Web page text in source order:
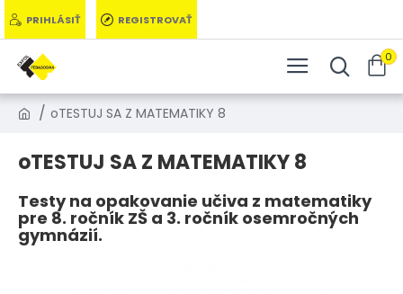
PRIHLÁSIŤ REGISTROVAŤ
0
oTESTUJ SA Z MATEMATIKY 8
oTESTUJ SA Z MATEMATIKY 8
Testy na opakovanie učiva z matematiky
pre 8. ročník ZŠ a 3. ročník osemročných
gymnázií.